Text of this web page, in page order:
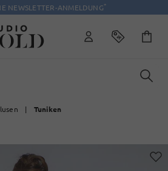
NEWSLETTER-ANMELDUNG*
| Tuniken